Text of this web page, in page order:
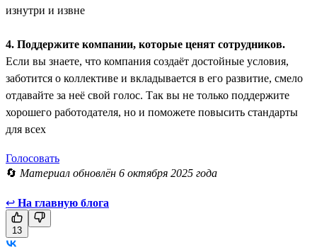
изнутри и извне
4. Поддержите компании, которые ценят сотрудников.
Если вы знаете, что компания создаёт достойные условия,
заботится о коллективе и вкладывается в его развитие, смело
отдавайте за неё свой голос. Так вы не только поддержите
хорошего работодателя, но и поможете повысить стандарты
для всех
Голосовать
🔄 Материал обновлён 6 октября 2025 года
↩ На главную блога
13